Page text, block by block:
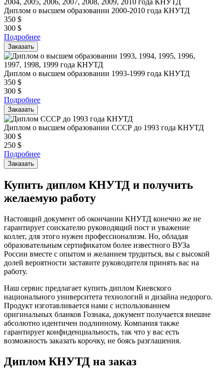
Диплом о высшем образовании 2000-2010 года КНУТД
350 $
300 $
Подробнее
Заказать
Диплом о высшем образовании 1993-1999 года КНУТД
350 $
300 $
Подробнее
Заказать
Диплом о высшем образовании СССР до 1993 года КНУТД
300 $
250 $
Подробнее
Заказать
Купить диплом КНУТД и получить
желаемую работу
Настоящий документ об окончании КНУТД конечно же не
гарантирует соискателю руководящий пост и уважение
коллег, для этого нужен профессионализм. Но, обладая
образовательным сертификатом более известного ВУЗа
России вместе с опытом и желанием трудиться, вы с высокой
долей вероятности заставите руководителя принять вас на
работу.
Наш сервис предлагает купить диплом Киевского
национального университета технологий и дизайна недорого.
Продукт изготавливается нами с использованием
оригинальных бланков Гознака, документ получается внешне
абсолютно идентичен подлинному. Компания также
гарантирует конфиденциальность, так что у вас есть
возможность заказать корочку, не боясь разглашения.
Диплом КНУТД на заказ